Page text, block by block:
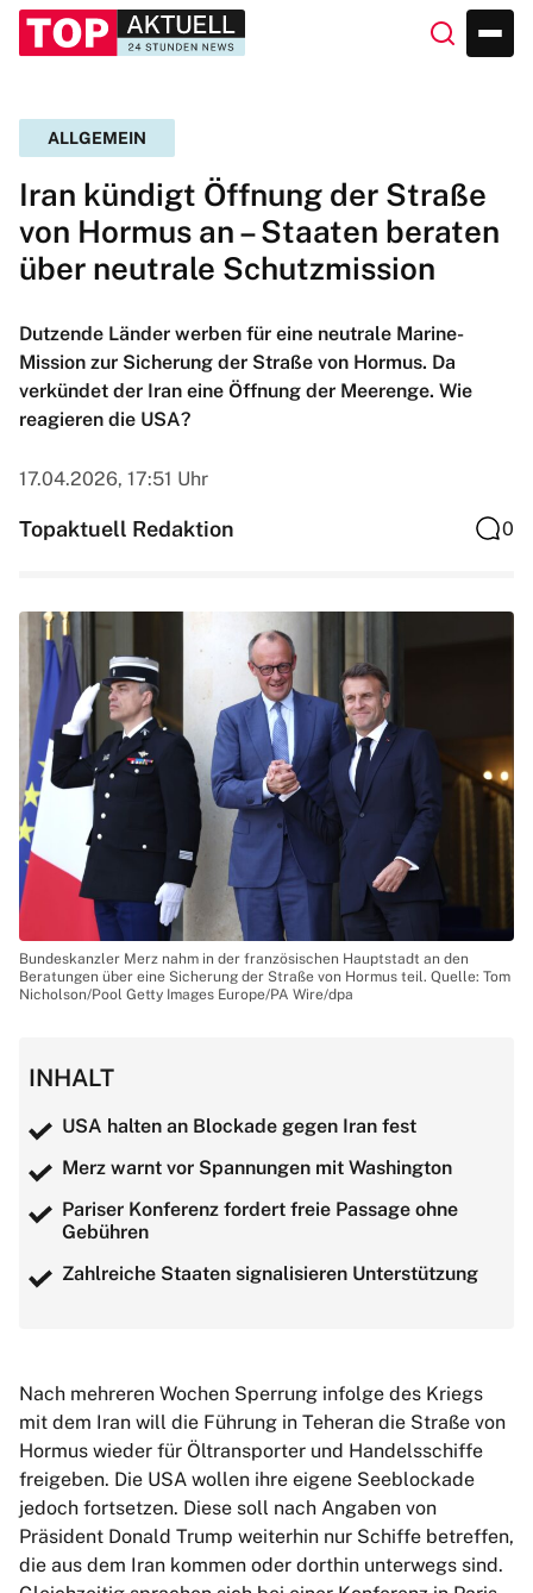
ALLGEMEIN
Iran kündigt Öffnung der Straße
von Hormus an – Staaten beraten
über neutrale Schutzmission
Dutzende Länder werben für eine neutrale Marine-
Mission zur Sicherung der Straße von Hormus. Da
verkündet der Iran eine Öffnung der Meerenge. Wie
reagieren die USA?
17.04.2026, 17:51 Uhr
Topaktuell Redaktion 0
Bundeskanzler Merz nahm in der französischen Hauptstadt an den
Beratungen über eine Sicherung der Straße von Hormus teil. Quelle: Tom
Nicholson/Pool Getty Images Europe/PA Wire/dpa
INHALT
USA halten an Blockade gegen Iran fest
Merz warnt vor Spannungen mit Washington
Pariser Konferenz fordert freie Passage ohne
Gebühren
Zahlreiche Staaten signalisieren Unterstützung
Nach mehreren Wochen Sperrung infolge des Kriegs
mit dem Iran will die Führung in Teheran die Straße von
Hormus wieder für Öltransporter und Handelsschiffe
freigeben. Die USA wollen ihre eigene Seeblockade
jedoch fortsetzen. Diese soll nach Angaben von
Präsident Donald Trump weiterhin nur Schiffe betreffen,
die aus dem Iran kommen oder dorthin unterwegs sind.